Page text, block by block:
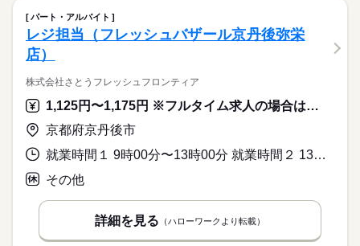
パート・アルバイト
レジ担当（フレッシュバザール京丹後弥栄
店）
株式会社さとうフレッシュフロンティア
1,125円〜1,175円 ※フルタイム求人の場合は月額（換算額）、パート求人の場合は時間額を表示しています。
京都府京丹後市
就業時間１ 9時00分〜13時00分 就業時間２ 13時00分〜17時00分 又は 7時30分〜19時00分の時間の間の5時間以上 就業時間に関する特記事項 ・勤務時間はご相談に応じます
その他
詳細を見る （ハローワークより転載）